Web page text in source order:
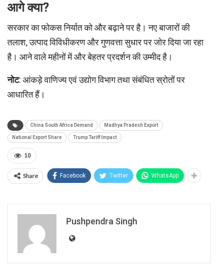
आगे क्या?
सरकार का फोकस निर्यात को और बढ़ाने पर है। नए बाजारों की
तलाश, उत्पाद विविधीकरण और गुणवत्ता सुधार पर जोर दिया जा रहा
है। आने वाले महीनों में और बेहतर प्रदर्शन की उम्मीद है।
नोट: आंकड़े वाणिज्य एवं उद्योग विभाग तथा संबंधित स्रोतों पर
आधारित हैं।
China South Africa Demand Madhya Pradesh Export
National Export Share Trump Tariff Impact
10
Share Facebook Twitter WhatsApp
Pushpendra Singh